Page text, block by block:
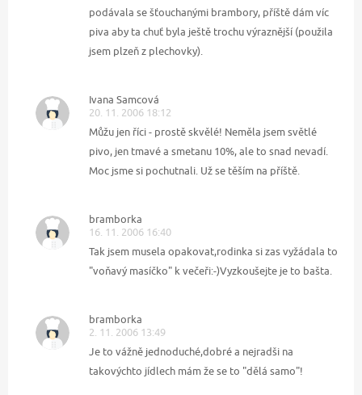
podávala se šťouchanými brambory, příště dám víc
piva aby ta chuť byla ještě trochu výraznější (použila
jsem plzeň z plechovky).
Ivana Samcová
20. 11. 2006 18:12
Můžu jen říci - prostě skvělé! Neměla jsem světlé
pivo, jen tmavé a smetanu 10%, ale to snad nevadí.
Moc jsme si pochutnali. Už se těším na příště.
bramborka
16. 11. 2006 16:40
Tak jsem musela opakovat,rodinka si zas vyžádala to
"voňavý masíčko" k večeři:-)Vyzkoušejte je to bašta.
bramborka
2. 11. 2006 13:49
Je to vážně jednoduché,dobré a nejradši na
takovýchto jídlech mám že se to "dělá samo"!